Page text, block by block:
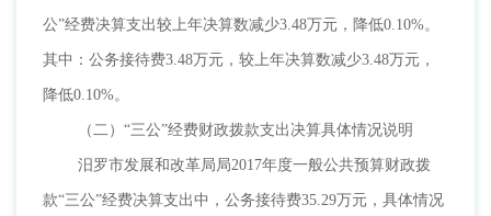
公”经费决算支出较上年决算数减少3.48万元，降低0.10%。
其中：公务接待费3.48万元，较上年决算数减少3.48万元，
降低0.10%。
（二） “三公”经费财政拨款支出决算具体情况说明
汨罗市发展和改革局局2017年度一般公共预算财政拨
款“三公”经费决算支出中，公务接待费35.29万元，具体情况